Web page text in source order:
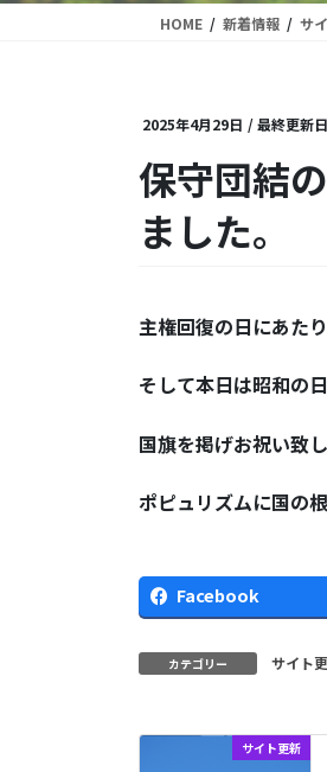
HOME 新着情報 サ
2025年4月29日 / 最終更新
保守団結
ました。
主権回復の日にあた
そして本日は昭和の日
国旗を掲げお祝い致
ポピュリズムに国の
Facebook
カテゴリー サイト
サイト更新